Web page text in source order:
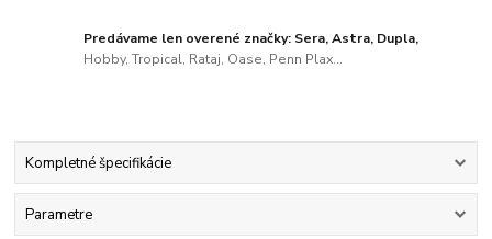
Predávame len overené značky: Sera, Astra, Dupla,
Hobby, Tropical, Rataj, Oase, Penn Plax...
Kompletné špecifikácie
Parametre